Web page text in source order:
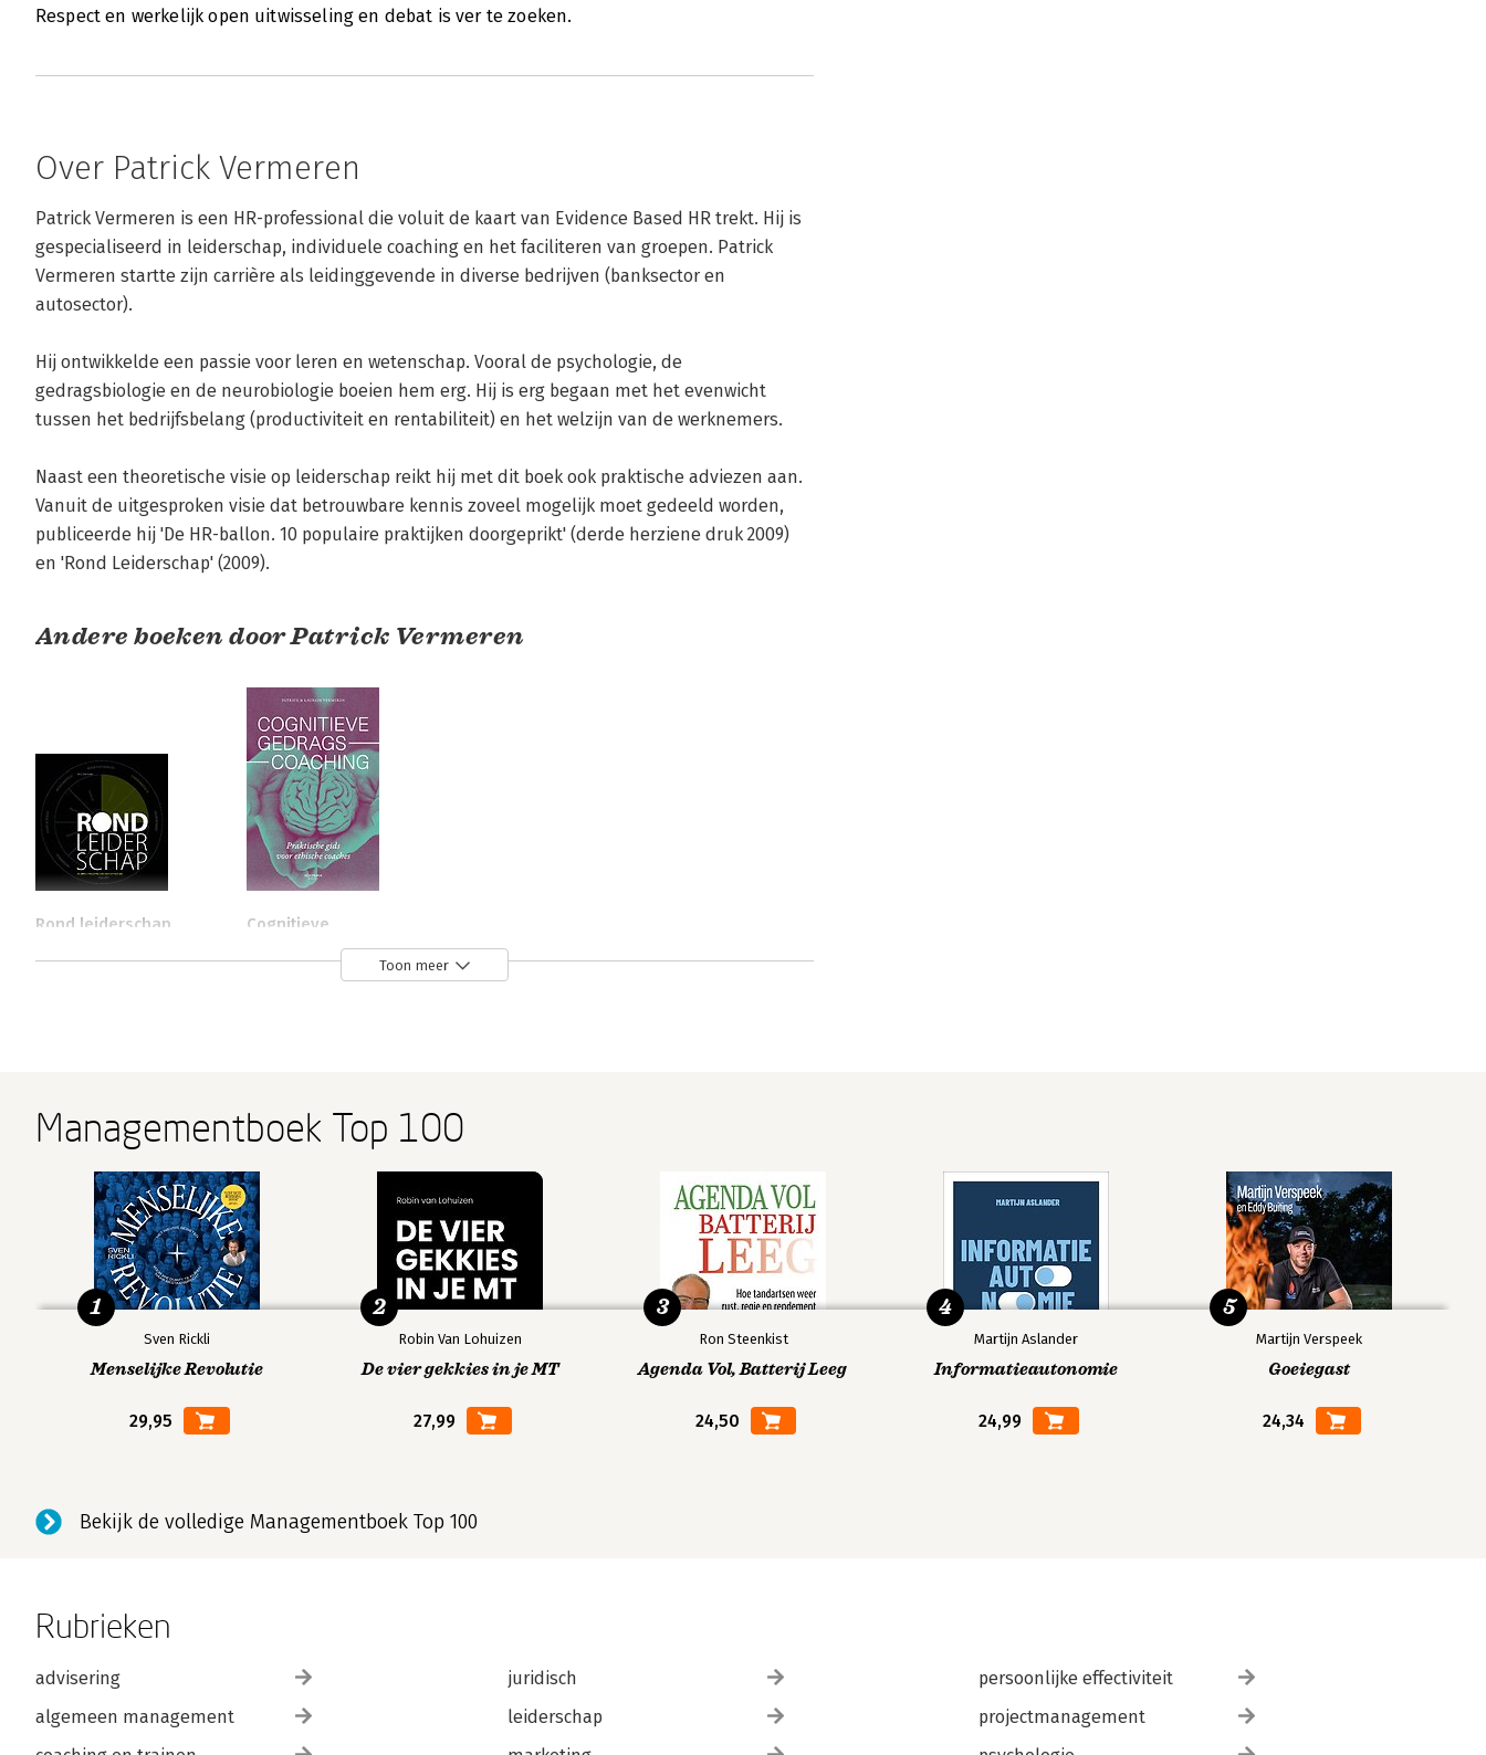
Respect en werkelijk open uitwisseling en debat is ver te zoeken.
Over Patrick Vermeren
Patrick Vermeren is een HR-professional die voluit de kaart van Evidence Based HR trekt. Hij is
gespecialiseerd in leiderschap, individuele coaching en het faciliteren van groepen. Patrick
Vermeren startte zijn carrière als leidinggevende in diverse bedrijven (banksector en
autosector).
Hij ontwikkelde een passie voor leren en wetenschap. Vooral de psychologie, de
gedragsbiologie en de neurobiologie boeien hem erg. Hij is erg begaan met het evenwicht
tussen het bedrijfsbelang (productiviteit en rentabiliteit) en het welzijn van de werknemers.
Naast een theoretische visie op leiderschap reikt hij met dit boek ook praktische adviezen aan.
Vanuit de uitgesproken visie dat betrouwbare kennis zoveel mogelijk moet gedeeld worden,
publiceerde hij 'De HR-ballon. 10 populaire praktijken doorgeprikt' (derde herziene druk 2009)
en 'Rond Leiderschap' (2009).
Andere boeken door Patrick Vermeren
Rond leiderschap
Cognitieve
gedragscoaching
Toon meer
Managementboek Top 100
Sven Rickli
Menselijke Revolutie
29,95
1
Robin Van Lohuizen
De vier gekkies in je MT
27,99
2
Ron Steenkist
Agenda Vol, Batterij Leeg
24,50
3
Martijn Aslander
Informatieautonomie
24,99
4
Martijn Verspeek
Goeiegast
24,34
5
Bekijk de volledige Managementboek Top 100
Rubrieken
advisering
algemeen management
juridisch
leiderschap
persoonlijke effectiviteit
projectmanagement